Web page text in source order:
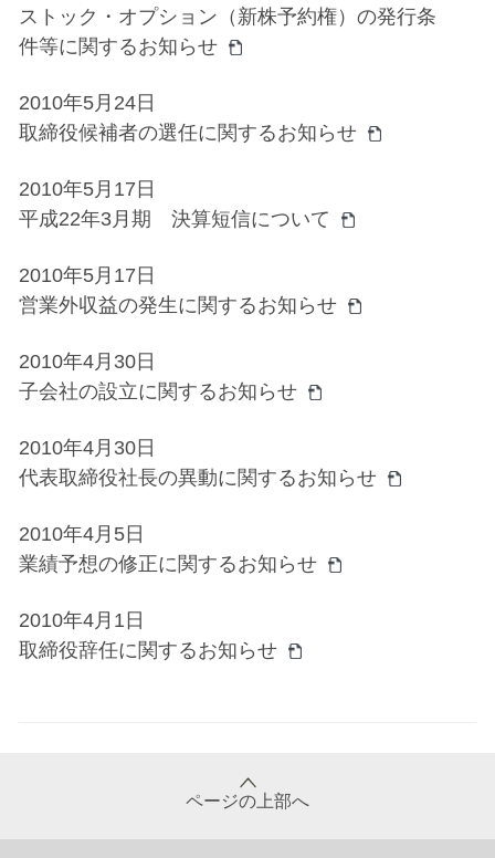
ストック・オプション（新株予約権）の発行条
件等に関するお知らせ
2010年5月24日
取締役候補者の選任に関するお知らせ
2010年5月17日
平成22年3月期 決算短信について
2010年5月17日
営業外収益の発生に関するお知らせ
2010年4月30日
子会社の設立に関するお知らせ
2010年4月30日
代表取締役社長の異動に関するお知らせ
2010年4月5日
業績予想の修正に関するお知らせ
2010年4月1日
取締役辞任に関するお知らせ
ページの上部へ